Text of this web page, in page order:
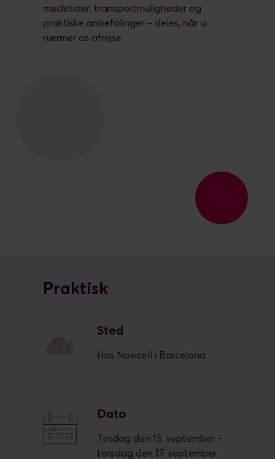
mødetider, transportmuligheder og
praktiske anbefalinger – deles, når vi
nærmer os afrejse.
Praktisk
Sted
Hos Novicell i Barcelona
Dato
Tirsdag den 15. september -
torsdag den 17. september